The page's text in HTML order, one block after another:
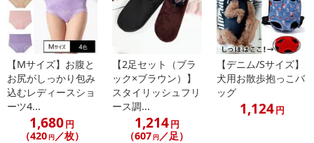
【Mサイズ】お腹と
お尻がしっかり包み
込むレディースショ
ーツ4...
1,680円
（420 円／枚）
【2足セット（ブラ
ック×ブラウン）】
スタイリッシュフリ
ース調...
1,214円
（607 円 ／足）
【デニム/Sサイズ】
犬用お散歩抱っこバ
ッグ
1,124円